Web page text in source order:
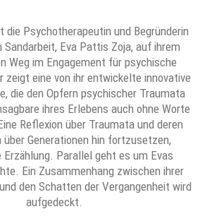
die Psychotherapeutin und Begründerin
Sandarbeit, Eva Pattis Zoja, auf ihrem
Weg im Engagement für psychische
zeigt eine von ihr entwickelte innovative
die den Opfern psychischer Traumata
ihres Erlebens auch ohne Worte
Reflexion über Traumata und deren
über Generationen hin fortzusetzen,
Erzählung. Parallel geht es um Evas
Ein Zusammenhang zwischen ihrer
den Schatten der Vergangenheit wird
aufgedeckt.